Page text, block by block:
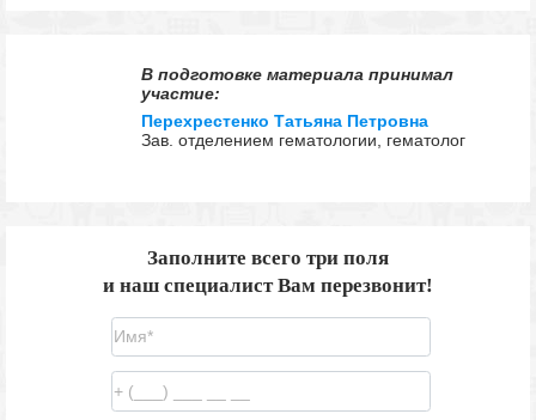
В подготовке материала принимал
участие:
Перехрестенко Татьяна Петровна
Зав. отделением гематологии, гематолог
Заполните всего три поля
и наш специалист Вам перезвонит!